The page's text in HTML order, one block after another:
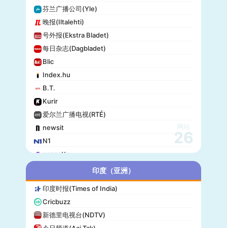
芬兰广播公司(Yle)
晚报(Iltalehti)
号外报(Ekstra Bladet)
每日杂志(Dagbladet)
Blic
Index.hu
B.T.
Kurir
爱尔兰广播电视(RTÉ)
newsit
N1
gazzetta
赫尔辛基日报(Helsingin Sanomat)
Origo
爱尔兰时报(Irish Times)
独立报(Independent)
MTV Uutiset
网站
26
印度（亚洲）
印度时报(Times of India)
Cricbuzz
新德里电视台(NDTV)